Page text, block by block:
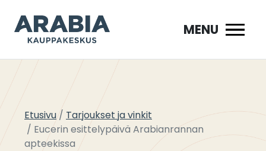
sisältöön
MENU
Etusivu
Tarjoukset ja vinkit
Eucerin esittelypäivä Arabianrannan
apteekissa